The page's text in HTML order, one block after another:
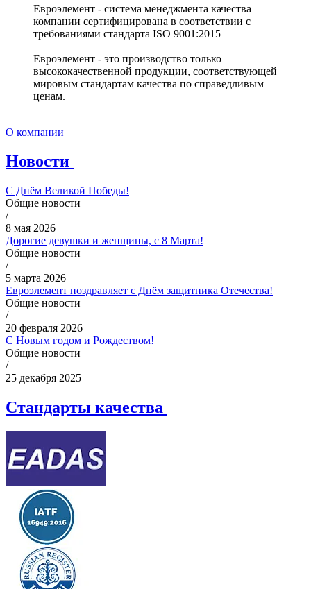
Евроэлемент - система менеджмента качества
компании сертифицирована в соответствии с
требованиями стандарта ISO 9001:2015
Евроэлемент - это производство только
высококачественной продукции, соответствующей
мировым стандартам качества по справедливым
ценам.
О компании
Новости
С Днём Великой Победы!
Общие новости
/
8 мая 2026
Дорогие девушки и женщины, с 8 Марта!
Общие новости
/
5 марта 2026
Евроэлемент поздравляет с Днём защитника Отечества!
Общие новости
/
20 февраля 2026
С Новым годом и Рождеством!
Общие новости
/
25 декабря 2025
Стандарты качества